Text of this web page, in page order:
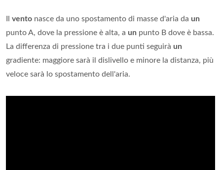
vento nasce da uno spostamento di masse d'aria da un
punto A, dove la pressione è alta, a un punto B dove è bassa.
La differenza di pressione tra i due punti seguirà un
gradiente: maggiore sarà il dislivello e minore la distanza, più
veloce sarà lo spostamento dell'aria.